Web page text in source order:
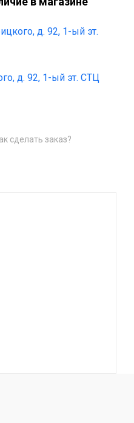
д. 92, 1-ый эт.
д. 92, 1-ый эт. СТЦ
сделать заказ?